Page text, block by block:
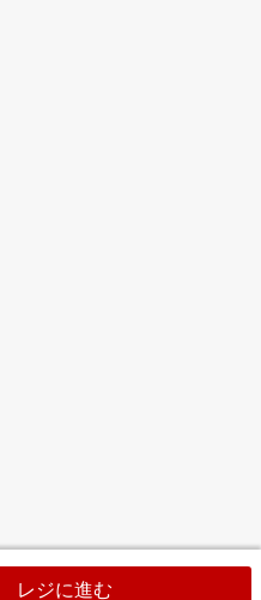
レジに進む